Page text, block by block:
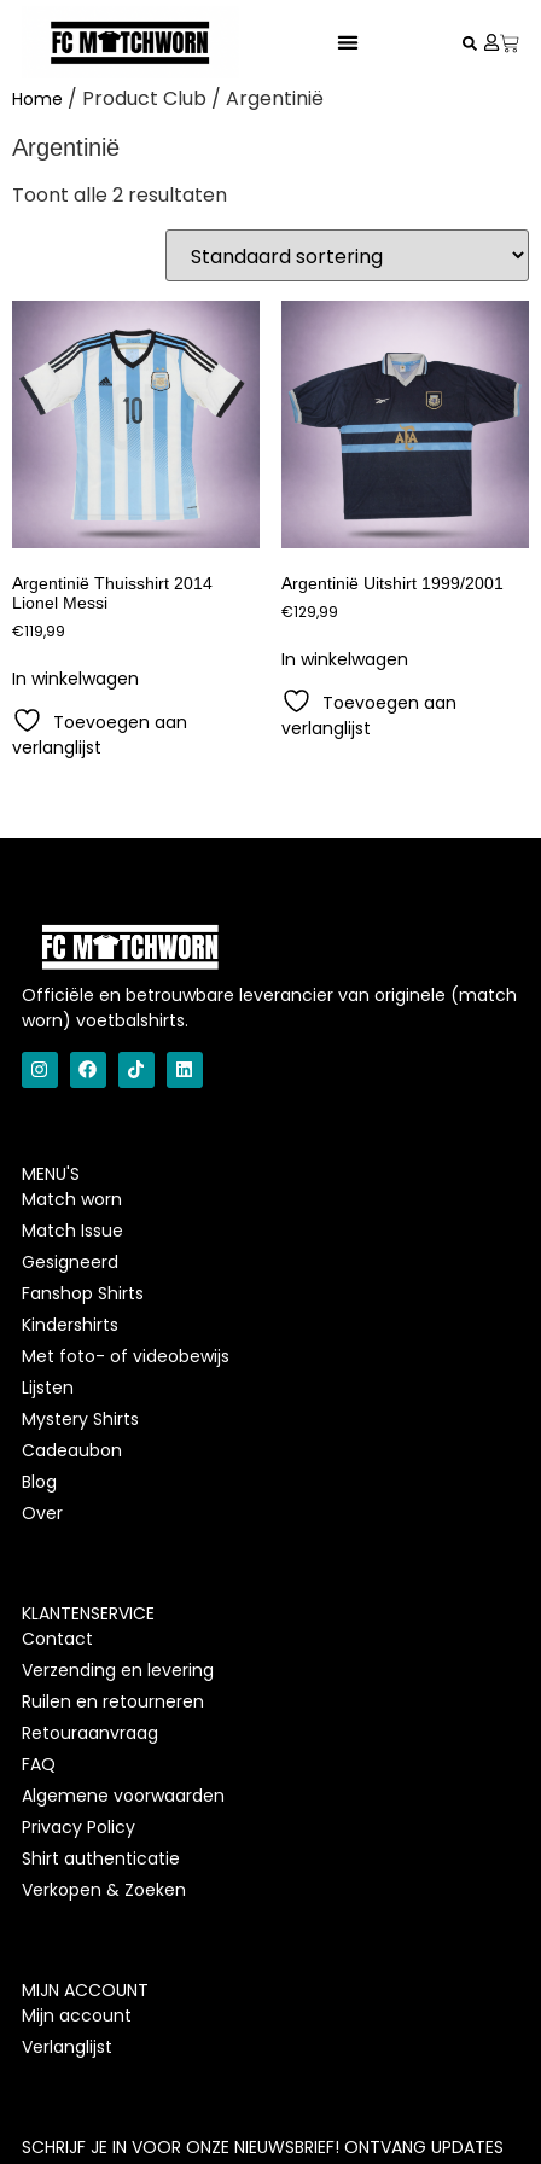
Home / Product Club / Argentinië
Argentinië
Toont alle 2 resultaten
Argentinië Thuisshirt 2014
Lionel Messi
€119,99
In winkelwagen
Toevoegen aan
verlanglijst
Argentinië Uitshirt 1999/2001
€129,99
In winkelwagen
Toevoegen aan
verlanglijst
Officiële en betrouwbare leverancier van originele (match
worn) voetbalshirts.
MENU'S
Match worn
Match Issue
Gesigneerd
Fanshop Shirts
Kindershirts
Met foto- of videobewijs
Lijsten
Mystery Shirts
Cadeaubon
Blog
Over
KLANTENSERVICE
Contact
Verzending en levering
Ruilen en retourneren
Retouraanvraag
FAQ
Algemene voorwaarden
Privacy Policy
Shirt authenticatie
Verkopen & Zoeken
MIJN ACCOUNT
Mijn account
Verlanglijst
SCHRIJF JE IN VOOR ONZE NIEUWSBRIEF! ONTVANG UPDATES